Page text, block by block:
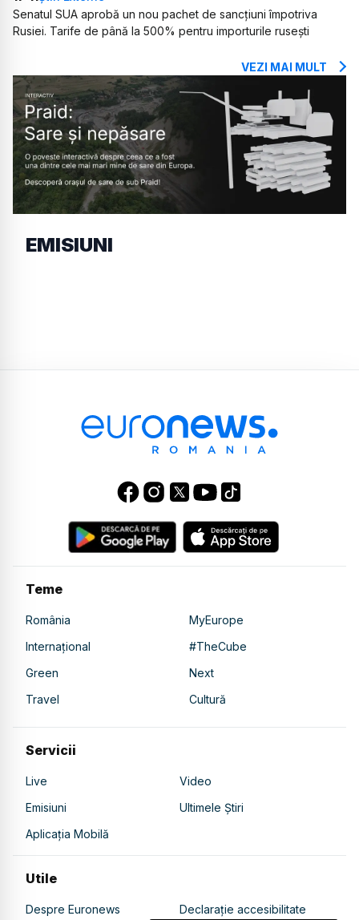
Senatul SUA aprobă un nou pachet de sancțiuni împotriva
Rusiei. Tarife de până la 500% pentru importurile rusești
VEZI MAI MULT
EMISIUNI
Teme
România
MyEurope
Internațional
#TheCube
Green
Next
Travel
Cultură
Servicii
Live
Video
Emisiuni
Ultimele Știri
Aplicația Mobilă
Utile
Despre Euronews Declarație accesibilitate